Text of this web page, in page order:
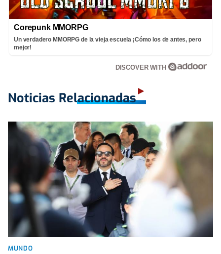
Corepunk MMORPG
Un verdadero MMORPG de la vieja escuela ¡Cómo los de antes, pero
mejor!
DISCOVER WITH
Noticias Relacionadas
MUNDO